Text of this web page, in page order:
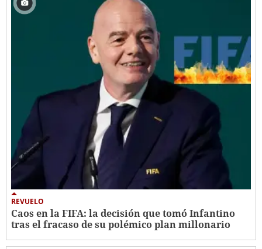
REVUELO
Caos en la FIFA: la decisión que tomó Infantino
tras el fracaso de su polémico plan millonario